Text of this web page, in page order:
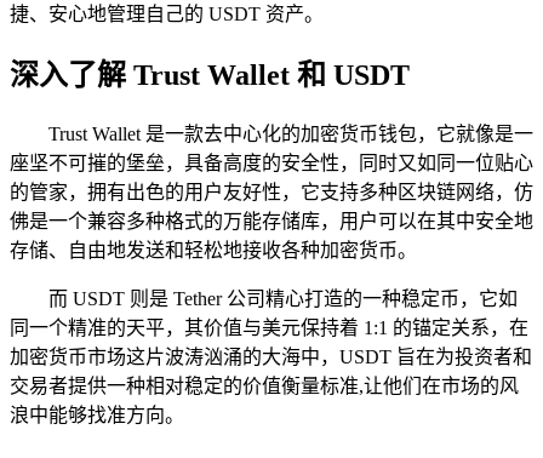
捷、安心地管理自己的 USDT 资产。
深入了解 Trust Wallet 和 USDT
Trust Wallet 是一款去中心化的加密货币钱包，它就像是一
座坚不可摧的堡垒，具备高度的安全性，同时又如同一位贴心
的管家，拥有出色的用户友好性，它支持多种区块链网络，仿
佛是一个兼容多种格式的万能存储库，用户可以在其中安全地
存储、自由地发送和轻松地接收各种加密货币。
而 USDT 则是 Tether 公司精心打造的一种稳定币，它如
同一个精准的天平，其价值与美元保持着 1:1 的锚定关系，在
加密货币市场这片波涛汹涌的大海中，USDT 旨在为投资者和
交易者提供一种相对稳定的价值衡量标准,让他们在市场的风
浪中能够找准方向。